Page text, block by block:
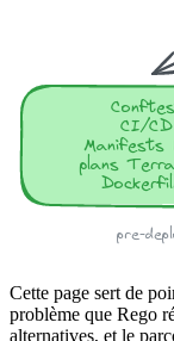
Cette page sert de
problème que Rego
alternatives, et le